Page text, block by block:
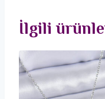
İlgili